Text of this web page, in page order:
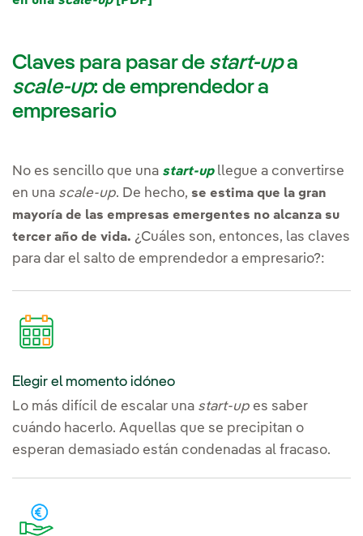
Claves para pasar de start-upa
scale-up: de emprendedor a
empresario
No es sencillo que una start-upllegue a convertirse
en una scale-up. De hecho, se estima que la gran
mayoría de las empresas emergentes no alcanza su
tercer año de vida. ¿Cuáles son, entonces, las claves
para dar el salto de emprendedor a empresario?:
Elegir el momento idóneo
Lo más difícil de escalar una start-up es saber
cuándo hacerlo. Aquellas que se precipitan o
esperan demasiado están condenadas al fracaso.